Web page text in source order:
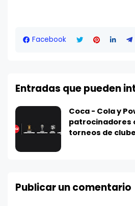
Facebook
Entradas que pueden
Coca - Cola y
patrocinadores
torneos de
Publicar un comentario